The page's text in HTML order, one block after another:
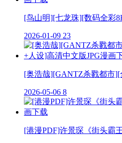
[鸟山明][七龙珠][数码全彩
2026-01-09 23
[奥浩哉][GANTZ杀戮都市][
2026-05-06 8
[港漫PDF]许景琛《街头霸